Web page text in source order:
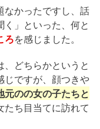
なかったですし、話
」といった、何と
ろを感じました。
どちらかというと
じですが、顔つきや
のの女の子たちと
たち目当てに訪れて